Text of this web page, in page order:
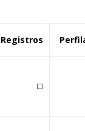
Registros
◻️